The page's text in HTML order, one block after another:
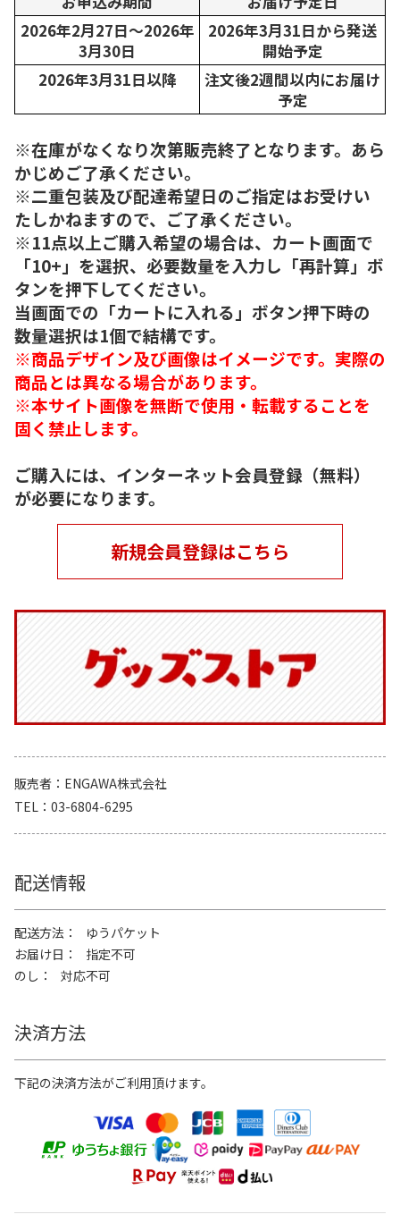
2026年2月27日～2026年
3月30日
2026年3月31日から発送
開始予定
2026年3月31日以降
注文後2週間以内にお届け
予定
※在庫がなくなり次第販売終了となります。あら
かじめご了承ください。
※二重包装及び配達希望日のご指定はお受けい
たしかねますので、ご了承ください。
※11点以上ご購入希望の場合は、カート画面で
「10+」を選択、必要数量を入力し「再計算」ボ
タンを押下してください。
当画面での「カートに入れる」ボタン押下時の
数量選択は1個で結構です。
※商品デザイン及び画像はイメージです。実際の
商品とは異なる場合があります。
※本サイト画像を無断で使用・転載することを
固く禁止します。
ご購入には、インターネット会員登録（無料）
が必要になります。
新規会員登録はこちら
販売者
ENGAWA株式会社
TEL
03-6804-6295
配送情報
配送方法
ゆうパケット
お届け日
指定不可
のし
対応不可
決済方法
下記の決済方法がご利用頂けます。